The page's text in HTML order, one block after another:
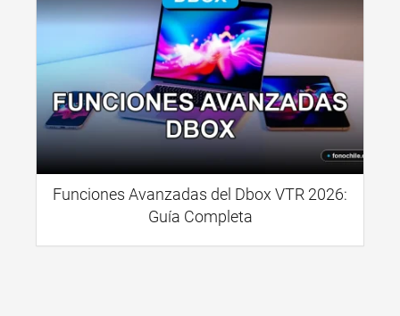
Funciones Avanzadas del Dbox VTR 2026:
Guía Completa